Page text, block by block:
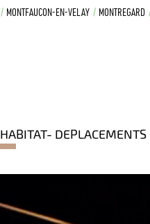
MONTFAUCON-EN-VELAY MONTREGARD
HABITAT- DEPLACEMENTS